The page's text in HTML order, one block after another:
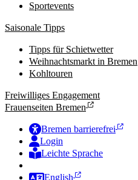
Sportevents
Saisonale Tipps
Tipps für Schietwetter
Weihnachtsmarkt in Bremen
Kohltouren
Freiwilliges Engagement
Frauenseiten Bremen
Bremen barrierefrei
Login
Leichte Sprache
English